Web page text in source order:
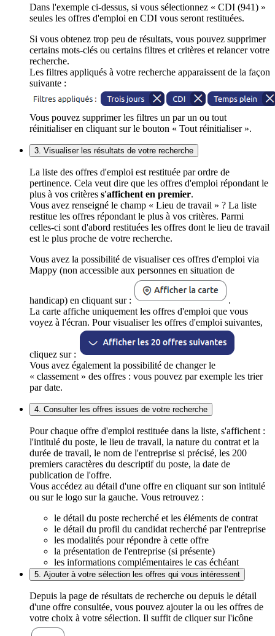
Dans l'exemple ci-dessus, si vous sélectionnez « CDI (941) »
seules les offres d'emploi en CDI vous seront restituées.
Si vous obtenez trop peu de résultats, vous pouvez supprimer
certains mots-clés ou certains filtres et critères et relancer votre
recherche.
Les filtres appliqués à votre recherche apparaissent de la façon
suivante :
Vous pouvez supprimer les filtres un par un ou tout
réinitialiser en cliquant sur le bouton « Tout réinitialiser ».
3. Visualiser les résultats de votre recherche
La liste des offres d'emploi est restituée par ordre de
pertinence. Cela veut dire que les offres d'emploi répondant le
plus à vos critères s'affichent en premier.
Vous avez renseigné le champ « Lieu de travail » ? La liste
restitue les offres répondant le plus à vos critères. Parmi
celles-ci sont d'abord restituées les offres dont le lieu de travail
est le plus proche de votre recherche.
Vous avez la possibilité de visualiser ces offres d'emploi via
Mappy (non accessible aux personnes en situation de
handicap) en cliquant sur :
.
La carte affiche uniquement les offres d'emploi que vous
voyez à l'écran. Pour visualiser les offres d'emploi suivantes,
cliquez sur :
Vous avez également la possibilité de changer le
« classement » des offres : vous pouvez par exemple les trier
par date.
4. Consulter les offres issues de votre recherche
Pour chaque offre d'emploi restituée dans la liste, s'affichent :
l'intitulé du poste, le lieu de travail, la nature du contrat et la
durée de travail, le nom de l'entreprise si précisé, les 200
premiers caractères du descriptif du poste, la date de
publication de l'offre.
Vous accédez au détail d'une offre en cliquant sur son intitulé
ou sur le logo sur la gauche. Vous retrouvez :
le détail du poste recherché et les éléments de contrat
le détail du profil du candidat recherché par l'entreprise
les modalités pour répondre à cette offre
la présentation de l'entreprise (si présente)
les informations complémentaires le cas échéant
5. Ajouter à votre sélection les offres qui vous intéressent
Depuis la page de résultats de recherche ou depuis le détail
d'une offre consultée, vous pouvez ajouter la ou les offres de
votre choix à votre sélection. Il suffit de cliquer sur l'icône